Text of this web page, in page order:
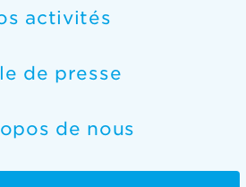
activités
de presse
de nous